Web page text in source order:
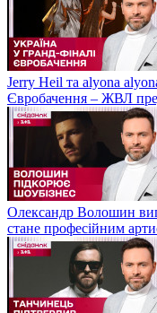
Jerry Heil та аlyona
Євробачення – ЖВЛ
Олександр Волошин
стане професійним